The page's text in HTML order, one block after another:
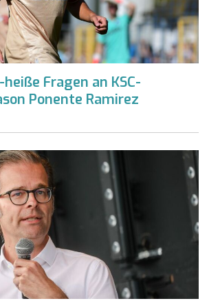
Fragen an KSC-
Ponente Ramirez